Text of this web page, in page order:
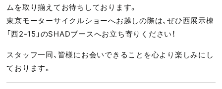
ムを取り揃えてお待ちしております。
東京モーターサイクルショーへお越しの際は、ぜひ西展示棟
「西2-15」のSHADブースへお立ち寄りください！
スタッフ一同、皆様にお会いできることを心より楽しみにし
ております。